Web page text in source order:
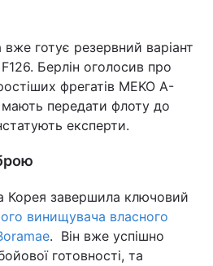
готує резервний варіант
Берлін оголосив про
фрегатів MEKO A-
передати флоту до
експерти.
Корея завершила ключовий
винищувача власного
. Він вже успішно
готовності, та